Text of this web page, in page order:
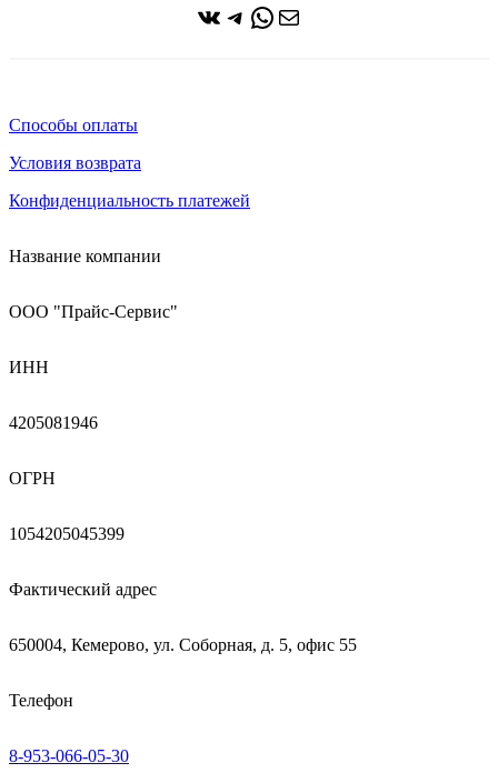
ВКонтакте
Telegram
WhatsApp
Почта
Способы оплаты
Условия возврата
Конфиденциальность платежей
Название компании
ООО "Прайс-Сервис"
ИНН
4205081946
ОГРН
1054205045399
Фактический адрес
650004, Кемерово, ул. Соборная, д. 5, офис 55
Телефон
8-953-066-05-30